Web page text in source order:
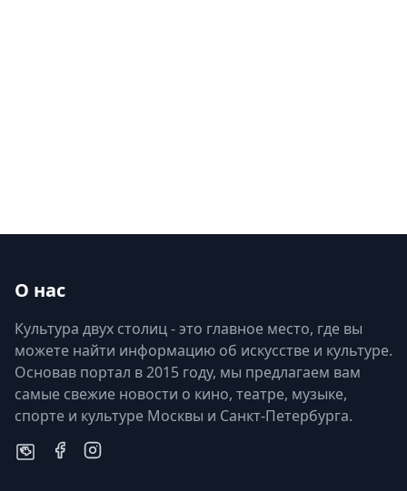
О нас
Культура двух столиц - это главное место, где вы
можете найти информацию об искусстве и культуре.
Основав портал в 2015 году, мы предлагаем вам
самые свежие новости о кино, театре, музыке,
спорте и культуре Москвы и Санкт-Петербурга.